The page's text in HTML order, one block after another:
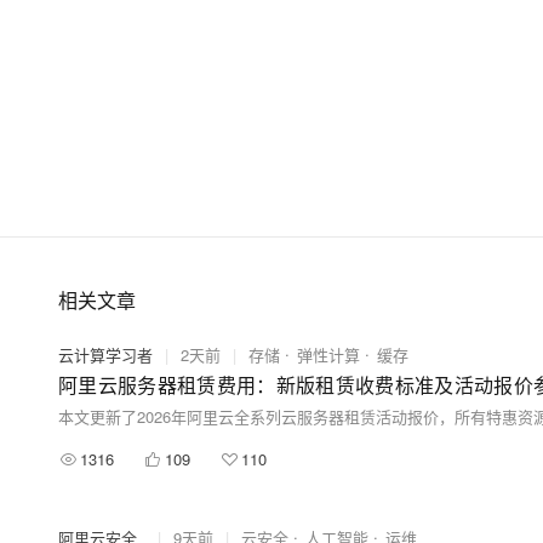
相关文章
云计算学习者 | 2天前 | 存储 弹性计算 缓存
阿里云服务器租赁费用：新版租赁收费标准及活动报价
1316 109 110
阿里云安全_ | 9天前 | 云安全 人工智能 运维